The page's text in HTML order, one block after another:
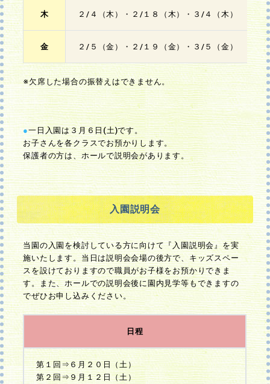
木 ２/４（木）・２/１８（木）・３/４（木）
金 ２/５（金）・２/１９（金）・３/５（金）
※欠席した場合の振替えはできません。
●一日入園は３月６日(土)です。
お子さんを各クラスでお預かりします。
保護者の方は、ホールで説明会があります。
入園説明会
当園の入園を検討している方に向けて『入園説明会』を実
施いたします。当日は説明会会場の後方で、キッズスペー
スを設けておりますので職員がお子様をお預かりできま
す。また、ホールでの説明会後に園内見学等もできますの
でぜひお申し込みください。
日程
第１回⇒６月２０日（土）
第２回⇒９月１２日（土）